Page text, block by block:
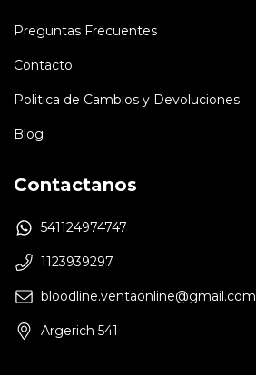
Preguntas Frecuentes
Contacto
Politica de Cambios y Devoluciones
Blog
Contactanos
541124974747
1123939297
bloodline.ventaonline@gmail.com
Argerich 541